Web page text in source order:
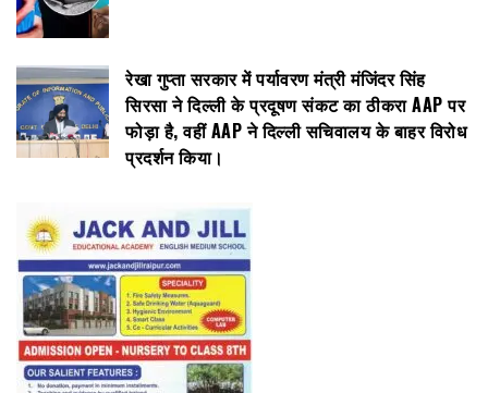
रेखा गुप्ता सरकार में पर्यावरण मंत्री मंजिंदर सिंह
सिरसा ने दिल्ली के प्रदूषण संकट का ठीकरा AAP पर
फोड़ा है, वहीं AAP ने दिल्ली सचिवालय के बाहर विरोध
प्रदर्शन किया।